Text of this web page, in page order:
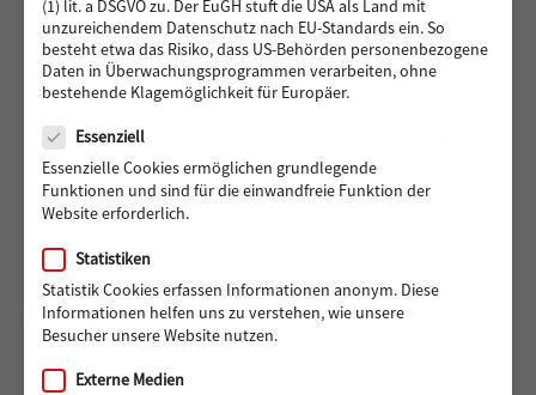
Vier Reifen für eine bessere Zukunft: Ein neues Auto
für Muhsin und seine Familie
488 Euro gedreht für den guten Zweck: Radisson Blu
Hotel Hamburg unterstützt Hörer helfen Kindern
ARCHIV
Archiv
(1) lit. a DSGVO zu. Der EuGH stuft die USA als Land mit
unzureichendem Datenschutz nach EU-Standards ein. So
besteht etwa das Risiko, dass US-Behörden personenbezogene
Daten in Überwachungsprogrammen verarbeiten, ohne
bestehende Klagemöglichkeit für Europäer.
Essenziell
Essenzielle Cookies ermöglichen grundlegende
Funktionen und sind für die einwandfreie Funktion der
Website erforderlich.
Statistiken
Statistik Cookies erfassen Informationen anonym. Diese
Informationen helfen uns zu verstehen, wie unsere
Besucher unsere Website nutzen.
Externe Medien